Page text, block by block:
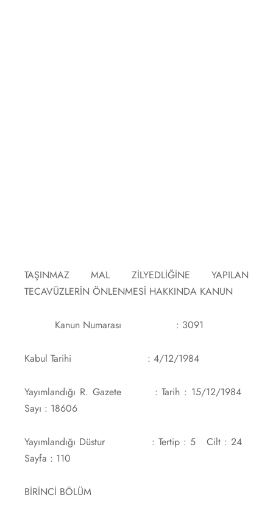
TAŞINMAZ MAL ZİLYEDLİĞİNE YAPILAN
TECAVÜZLERİN ÖNLENMESİ HAKKINDA KANUN
Kanun Numarası : 3091
Kabul Tarihi : 4/12/1984
Yayımlandığı R. Gazete : Tarih : 15/12/1984
Sayı : 18606
Yayımlandığı Düstur : Tertip : 5 Cilt : 24
Sayfa : 110
BİRİNCİ BÖLÜM